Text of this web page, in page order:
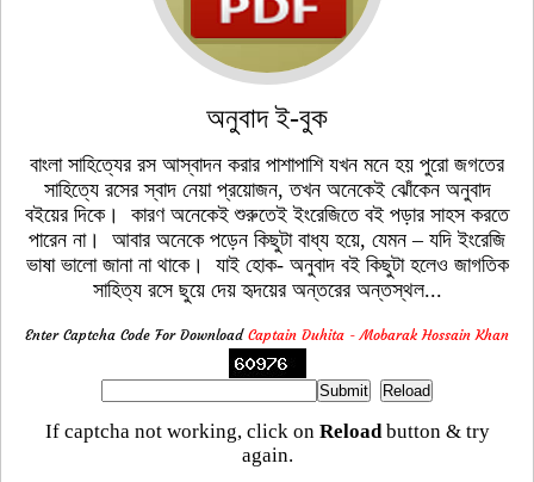
অনুবাদ ই-বুক
বাংলা সাহিত্যের রস আস্বাদন করার পাশাপাশি যখন মনে হয় পুরো জগতের
সাহিত্যে রসের স্বাদ নেয়া প্রয়োজন, তখন অনেকেই ঝোঁকেন অনুবাদ
বইয়ের দিকে। কারণ অনেকেই শুরুতেই ইংরেজিতে বই পড়ার সাহস করতে
পারেন না। আবার অনেকে পড়েন কিছুটা বাধ্য হয়ে, যেমন – যদি ইংরেজি
ভাষা ভালো জানা না থাকে। যাই হোক- অনুবাদ বই কিছুটা হলেও জাগতিক
সাহিত্য রসে ছুয়ে দেয় হৃদয়ের অন্তরের অন্তস্থল...
Enter Captcha Code For Download Captain Duhita - Mobarak Hossain Khan
If captcha not working, click on Reloadbutton & try
again.